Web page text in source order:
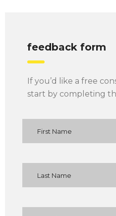
feedback form
If you’d like a free
start by completing